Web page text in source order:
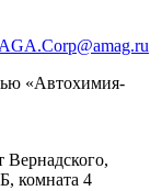
«Автохимия-
комната 4